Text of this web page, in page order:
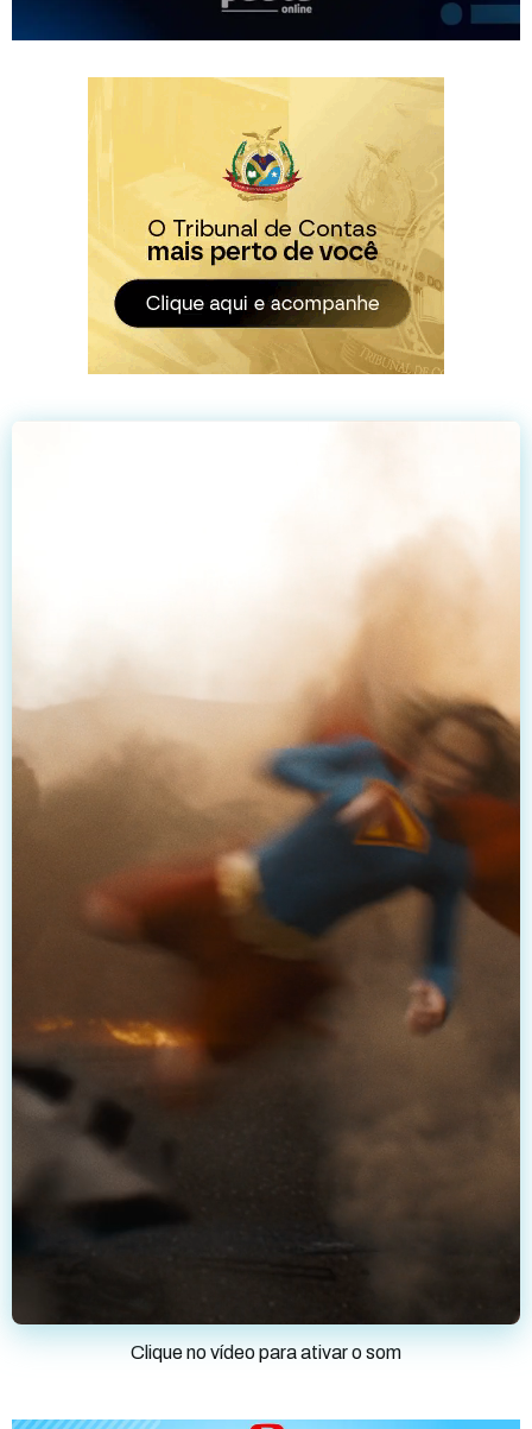
Clique no vídeo para ativar o som